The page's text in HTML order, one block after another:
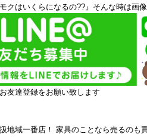
モクはいくらになるの??』そんな時は画
友達登録をお願い致します
地域一番店！ 家具のことなら売るのも